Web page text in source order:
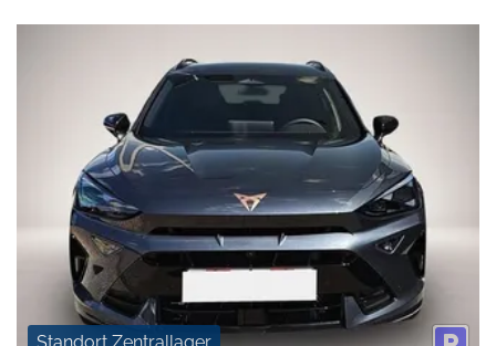
Standort Zentrallager